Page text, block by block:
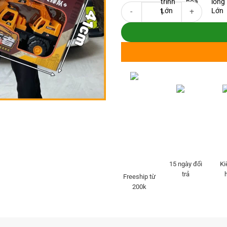
Máy xúc đồ chơi loại to xe cần
Freeship từ
200k
15 ngày đổi
trả